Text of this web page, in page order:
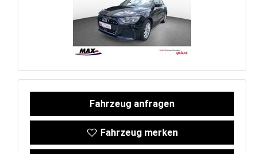
E-Mobilität
Service
Unfall- und
Lackservice
Großkunden
Fahrzeug anfragen
Fahrzeug merken